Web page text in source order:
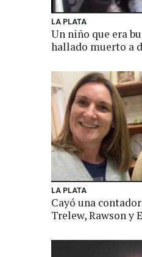
LA PLATA
Un niño que era
hallado muerto a
LA PLATA
Cayó una
Trelew, Rawson y